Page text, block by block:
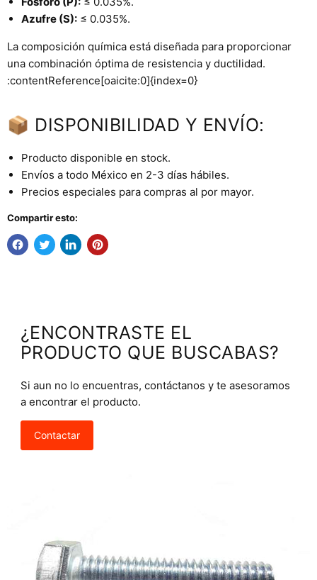
Azufre (S): ≤ 0.035%.
La composición química está diseñada para proporcionar
una combinación óptima de resistencia y ductilidad.
:contentReference[oaicite:0]{index=0}
📦 DISPONIBILIDAD Y ENVÍO:
Producto disponible en stock.
Envíos a todo México en 2-3 días hábiles.
Precios especiales para compras al por mayor.
Compartir esto:
¿ENCONTRASTE EL
PRODUCTO QUE BUSCABAS?
Si aun no lo encuentras, contáctanos y te asesoramos
a encontrar el producto.
Contactar